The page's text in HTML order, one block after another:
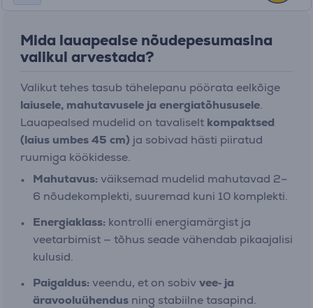
Mida lauapealse nõudepesumasina
valikul arvestada?
Valikut tehes tasub tähelepanu pöörata eelkõige
laiusele, mahutavusele ja energiatõhususele.
Lauapealsed mudelid on tavaliselt kompaktsed
(laius umbes 45 cm) ja sobivad hästi piiratud
ruumiga köökidesse.
Mahutavus:väiksemad mudelid mahutavad 2–
6 nõudekomplekti, suuremad kuni 10 komplekti.
Energiaklass: kontrolli energiamärgist ja
veetarbimist — tõhus seade vähendab pikaajalisi
kulusid.
Paigaldus:veendu, et on sobivvee‑ ja
äravooluühendus ning stabiilne tasapind.